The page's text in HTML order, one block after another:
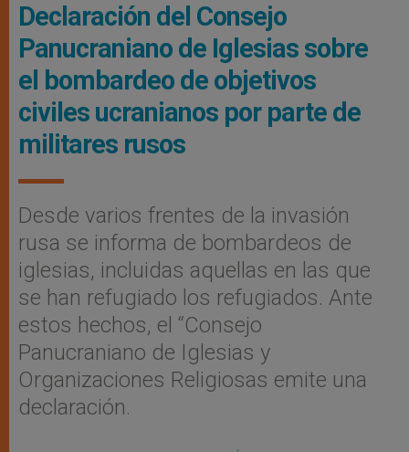
Declaración del Consejo
Panucraniano de Iglesias sobre
el bombardeo de objetivos
civiles ucranianos por parte de
militares rusos
Desde varios frentes de la invasión
rusa se informa de bombardeos de
iglesias, incluidas aquellas en las que
se han refugiado los refugiados. Ante
estos hechos, el “Consejo
Panucraniano de Iglesias y
Organizaciones Religiosas emite una
declaración.